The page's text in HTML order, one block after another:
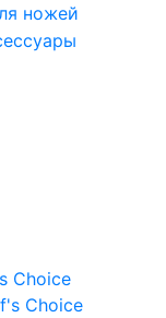
ножей
Choice
Choice